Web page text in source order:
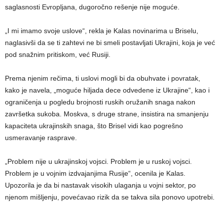
saglasnosti Evropljana, dugoročno rešenje nije moguće.
„I mi imamo svoje uslove“, rekla je Kalas novinarima u Briselu,
naglasivši da se ti zahtevi ne bi smeli postavljati Ukrajini, koja je već
pod snažnim pritiskom, već Rusiji.
Prema njenim rečima, ti uslovi mogli bi da obuhvate i povratak,
kako je navela, „moguće hiljada dece odvedene iz Ukrajine“, kao i
ograničenja u pogledu brojnosti ruskih oružanih snaga nakon
završetka sukoba. Moskva, s druge strane, insistira na smanjenju
kapaciteta ukrajinskih snaga, što Brisel vidi kao pogrešno
usmeravanje rasprave.
„Problem nije u ukrajinskoj vojsci. Problem je u ruskoj vojsci.
Problem je u vojnim izdvajanjima Rusije“, ocenila je Kalas.
Upozorila je da bi nastavak visokih ulaganja u vojni sektor, po
njenom mišljenju, povećavao rizik da se takva sila ponovo upotrebi.